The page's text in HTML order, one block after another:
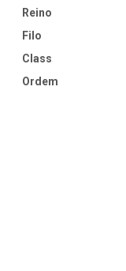
Reino
Filo
Class
Ordem